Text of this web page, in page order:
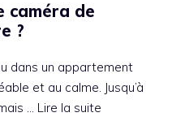
caméra de
?
dans un appartement
et au calme. Jusqu’à
… Lire la suite